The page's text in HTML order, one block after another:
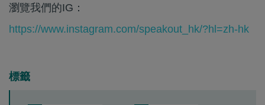
瀏覽我們的IG：
https://www.instagram.com/speakout_hk/?hl=zh-hk
標籤